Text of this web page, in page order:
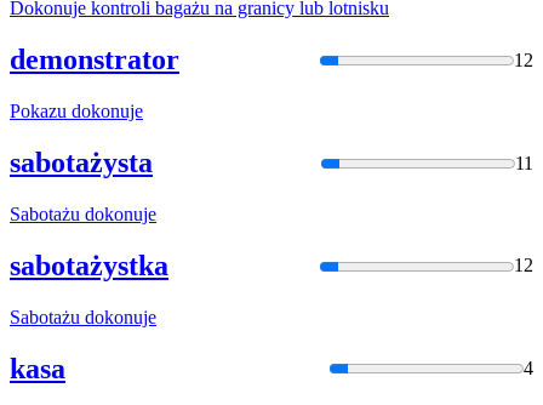
Dokonuje kontroli bagażu na granicy lub lotnisku
demonstrator 12
Pokazu dokonuje
sabotażysta 11
Sabotażu dokonuje
sabotażystka 12
Sabotażu dokonuje
kasa 4